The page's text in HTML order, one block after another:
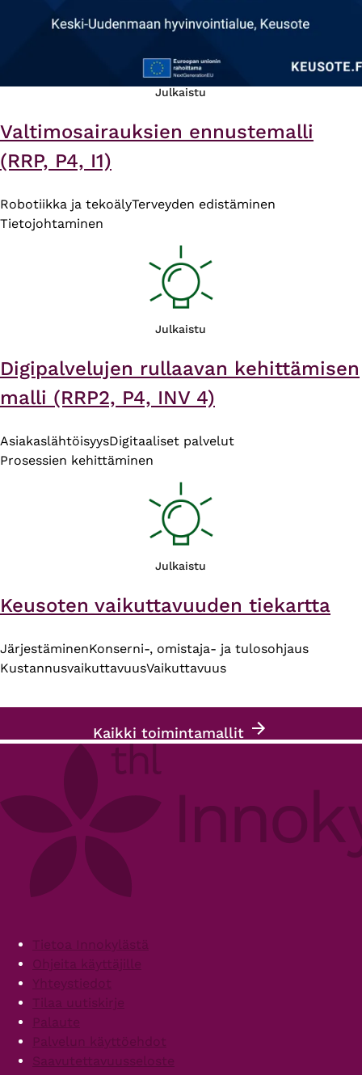
Julkaistu
Valtimosairauksien ennustemalli
(RRP, P4, I1)
Robotiikka ja tekoälyTerveyden edistäminen
Tietojohtaminen
Julkaistu
Digipalvelujen rullaavan kehittämisen
malli (RRP2, P4, INV 4)
AsiakaslähtöisyysDigitaaliset palvelut
Prosessien kehittäminen
Julkaistu
Keusoten vaikuttavuuden tiekartta
JärjestäminenKonserni-, omistaja- ja tulosohjaus
KustannusvaikuttavuusVaikuttavuus
Kaikki toimintamallit
FooterTietoa Innokylästä
Ohjeita käyttäjille
Yhteystiedot
Tilaa uutiskirje
Palaute
Palvelun käyttöehdot
Saavutettavuusseloste